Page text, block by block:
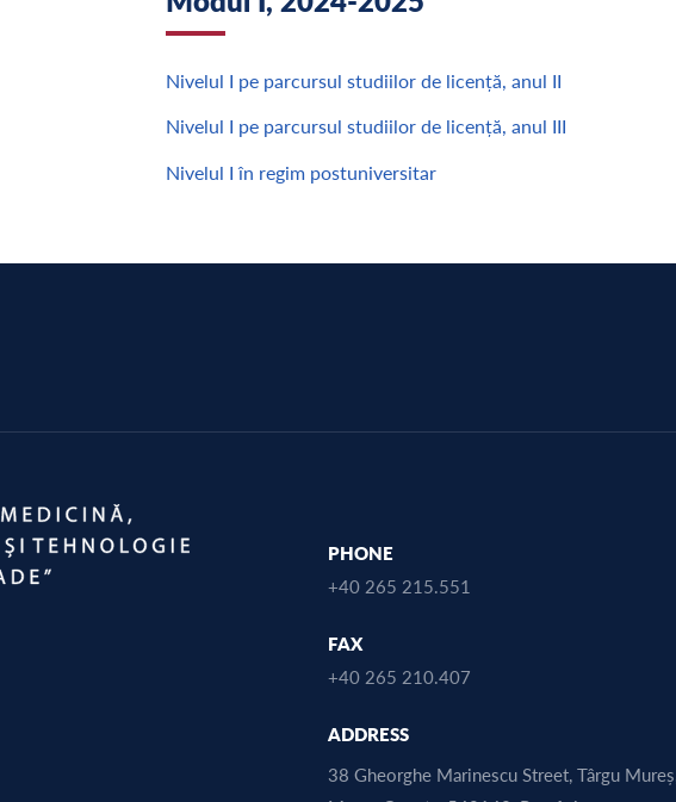
Nivelul I pe parcursul studiilor de licență, anul II
Nivelul I pe parcursul studiilor de licență, anul III
Nivelul I în regim postuniversitar
PHONE
+40 265 215.551
FAX
+40 265 210.407
ADDRESS
38 Gheorghe Marinescu Street, Târgu